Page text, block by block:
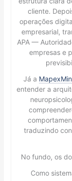
cliente.
operações
empresarial,
APA —
empresas e
Já a
entender a
traduzindo
No fundo, os
Como